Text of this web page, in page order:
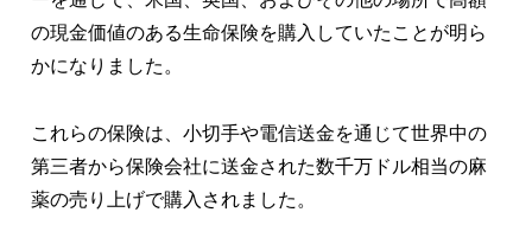
の現金価値のある生命保険を購入していたことが明ら
かになりました。
これらの保険は、小切手や電信送金を通じて世界中の
第三者から保険会社に送金された数千万ドル相当の麻
薬の売り上げで購入されました。